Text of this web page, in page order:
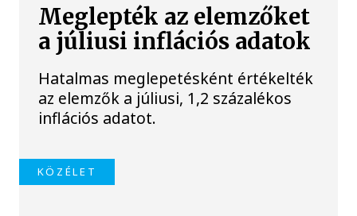
Meglepték az elemzőket
a júliusi inflációs adatok
Hatalmas meglepetésként értékelték
az elemzők a júliusi, 1,2 százalékos
inflációs adatot.
KÖZÉLET